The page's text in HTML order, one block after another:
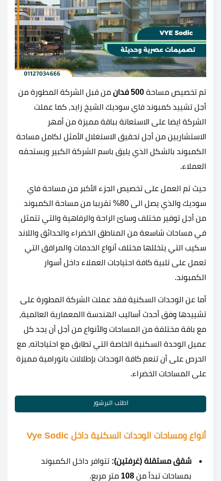
تم تخصيص مساحة 500 فدان
من قبل الشركة المطورة من
أجل تشييد كمبوند فاي سوديك الشيخ زايد، كما عملت
الشركة ايضا على الاستعانة بباقة مميزة من أمهر
الاستشاريين من أجل تحقيق الاستغلال الأمثل لكامل مساحة
الكمبوند بالشكل الذي يليق باسم الشركة الكبير ويستحقه
العملاء.
حيث تم العمل على تخصيص الجزء الأكبر من مساحة فاي
سوديك والذي يصل الى 80% تقريبا من مساحة الكمبوند
من أجل توفير مختلف وسائ الراحة والرفاهية والتي تتمثل
في مساحات شاسعة من المناطق الخضراء والحدائق واللاند
سكيب التي يتخللها مختلف أنواع الخدمات والمرافق التي
تعمل على تلبية كافة احتياجات العملاء داخل أسوار
الكمبوند.
أما عن الوحدات السكنية فقد عملت الشركة المطورة على
تشييدها وفق أحدث أساليب الهندسة االمعمارية العالمية،
مع باقة مختلفة من المساحات والأنواع من أجل أن يجد كل
عميل الوحدة السكنية الخاصة التي تطابق مع احتياجاته، مع
الحرص على أن تنعم كافة الوحدات بإطلالات بانورامية مميزة
على المساحات الخضراء.
اطلب البرشور
أنواع ومساحات الوحدات السكنية داخل Vye Sodic
شقق مستقلة (غرفتين): تتوافر داخل الكمبوند
بمساحات تبدأ من 108 متر مربع.